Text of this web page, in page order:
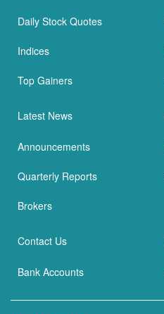
Daily Stock Quotes
Indices
Top Gainers
Latest News
Announcements
Quarterly Reports
Brokers
Contact Us
Bank Accounts